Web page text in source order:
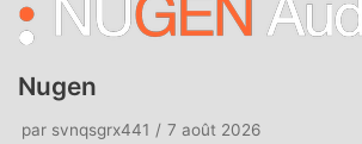
Nugen
par svnqsgrx441 7 août 2026